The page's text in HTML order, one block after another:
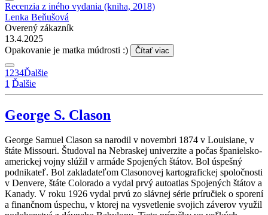
Recenzia z iného vydania (kniha, 2018)
Lenka Beňušová
Overený zákazník
13.4.2025
Opakovanie je matka múdrosti :)
Čítať viac
1 234Ďalšie
1 Ďalšie
George S. Clason
George Samuel Clason sa narodil v novembri 1874 v Louisiane, v
štáte Missouri. Študoval na Nebraskej univerzite a počas španielsko-
americkej vojny slúžil v armáde Spojených štátov. Bol úspešný
podnikateľ. Bol zakladateľom Clasonovej kartografickej spoločnosti
v Denvere, štáte Colorado a vydal prvý autoatlas Spojených štátov a
Kanady. V roku 1926 vydal prvú zo slávnej série príručiek o sporení
a finančnom úspechu, v ktorej na vysvetlenie svojich záverov využil